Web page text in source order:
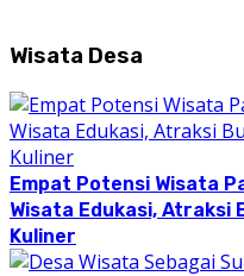
Wisata Desa
Empat Potensi Wisata
Wisata Edukasi, Atraksi
Kuliner